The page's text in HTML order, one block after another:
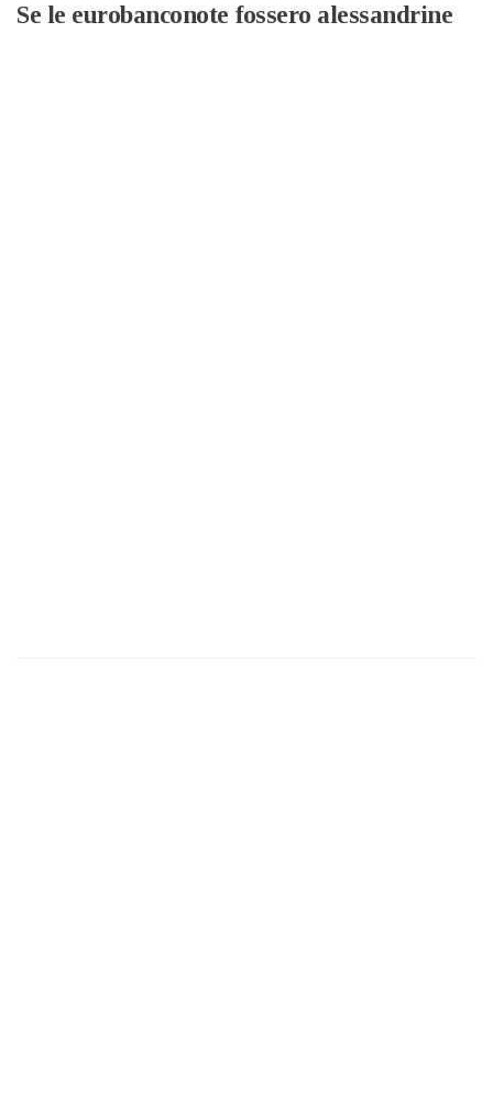
Se le eurobanconote fossero alessandrine